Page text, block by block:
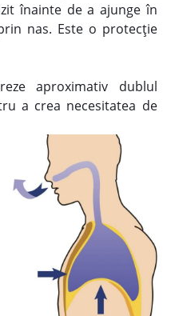
înainte de a ajunge în
nas. Este o protecție
aproximativ dublul
a crea necesitatea de